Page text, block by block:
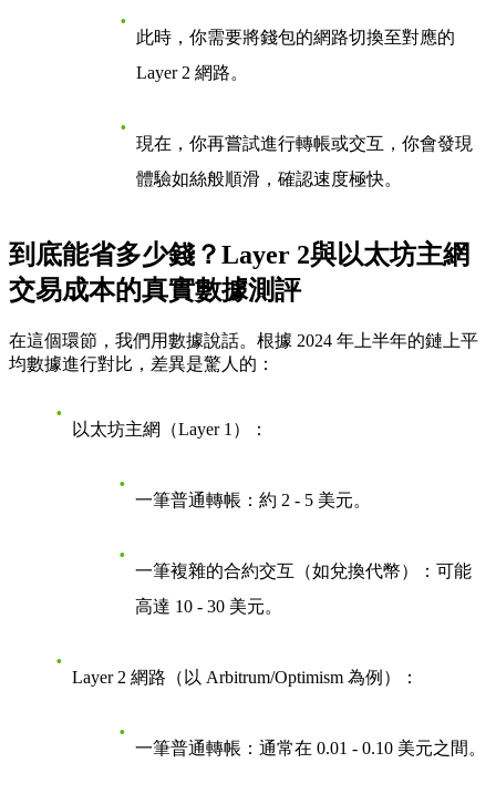
此時，你需要將錢包的網路切換至對應的
Layer 2 網路。
現在，你再嘗試進行轉帳或交互，你會發現
體驗如絲般順滑，確認速度極快。
到底能省多少錢？Layer 2與以太坊主網
交易成本的真實數據測評
在這個環節，我們用數據說話。根據 2024 年上半年的鏈上平
均數據進行對比，差異是驚人的：
以太坊主網（Layer 1） ：
一筆普通轉帳：約 2 - 5 美元。
一筆複雜的合約交互（如兌換代幣）：可能
高達 10 - 30 美元。
Layer 2 網路（以 Arbitrum/Optimism 為例） ：
一筆普通轉帳：通常在 0.01 - 0.10 美元之間。